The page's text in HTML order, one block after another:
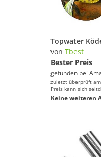
von Tbest
Bester Preis
gefunden bei
zuletzt überprüft
Preis kann sich
Keine weiteren